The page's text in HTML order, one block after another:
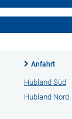
Anfahrt
Hubland Süd
Hubland Nord